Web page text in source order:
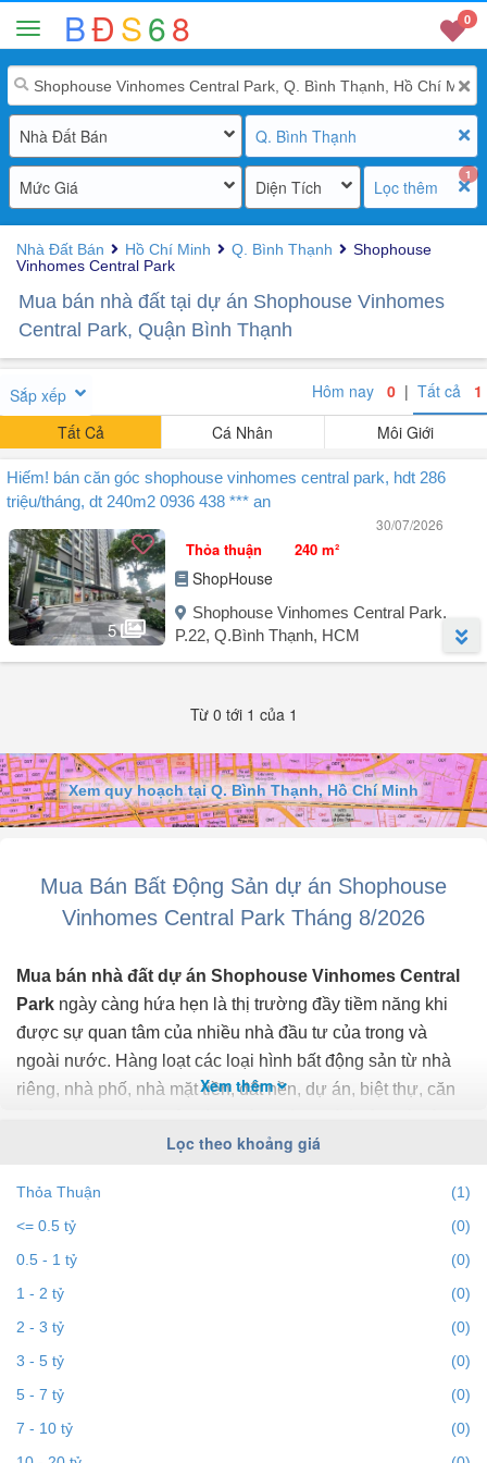
BĐS68 0
Nhà Đất Bán Q. Bình Thạnh
Mức Giá Diện Tích
1
Lọc thêm
Nhà Đất Bán Hồ Chí Minh Q. Bình Thạnh
Shophouse
Vinhomes Central Park
Mua bán nhà đất tại dự án Shophouse Vinhomes
Central Park, Quận Bình Thạnh
Sắp xếp Hôm nay 0 | Tất cả 1
Tất Cả
Cá Nhân Môi Giới
Hiếm! bán căn góc shophouse vinhomes central park, hdt 286
triệu/tháng, dt 240m2 0936 438 *** an
30/07/2026
5
Thỏa thuận 240 m²
ShopHouse
Shophouse Vinhomes Central Park,
P.22, Q.Bình Thạnh, HCM
Khan hiếm sản phẩm có dòng tiền, Bán Shophouse Vinhomes
- Pháp lý: Đã có sổ.
- Vị trí: Góc 2 mặt tiền trục đường chính. Ngay toà Landmark 81, khu
thương mại kinh doanh sầm uất.
- Diện tích: 240m².
động sản này.
Em An chuyên sản phẩm Shophouse, Nhà Phố có dòng ...
Từ 0 tới 1 của 1
Xem quy hoạch tại Q. Bình Thạnh, Hồ Chí Minh
Mua Bán Bất Động Sản dự án Shophouse
Vinhomes Central Park Tháng 8/2026
Mua bán nhà đất dự án Shophouse Vinhomes Central
Park ngày càng hứa hẹn là thị trường đầy tiềm năng khi
được sự quan tâm của nhiều nhà đầu tư của trong và
ngoài nước. Hàng loạt các loại hình bất động sản từ nhà
riêng, nhà phố, nhà mặt tiền, đất nền, dự án, biệt thự, căn
sản dự án Shophouse Vinhomes Central Park.
Để cập nhật những
Shophouse Vinhomes Central Park
chính xác nhất, mới
nhất hãy truy cập vào bds68.com.vn để theo dõi
động sản dự án Shophouse Vinhomes Central Park
hướng để tìm ra BĐS mong muốn. Ngoài ra với tính năng
gợi ý những
liền kề cùng mức giá giúp bạn dễ
dàng tìm ra chính chủ của BĐS.
Xem thêm
Lọc theo khoảng giá
Thỏa Thuận
(1)
<= 0.5 tỷ
(0)
0.5 - 1 tỷ
(0)
1 - 2 tỷ
(0)
2 - 3 tỷ
(0)
3 - 5 tỷ
(0)
5 - 7 tỷ
(0)
7 - 10 tỷ
(0)